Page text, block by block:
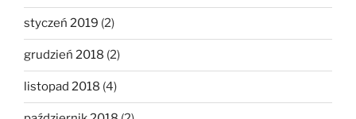
styczeń 2019 (2)
grudzień 2018 (2)
listopad 2018 (4)